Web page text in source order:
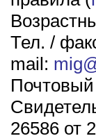
Тел. /
mail:
26586 от